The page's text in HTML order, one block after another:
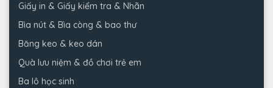
Giấy in & Giấy kiểm tra & Nhãn
Bìa nút & Bìa còng & bao thư
Băng keo & keo dán
Quà lưu niệm & đồ chơi trẻ em
Ba lô học sinh